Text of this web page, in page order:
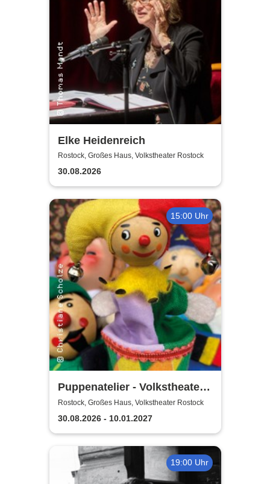
Elke Heidenreich
Rostock, Großes Haus, Volkstheater Rostock
30.08.2026
15:00 Uhr
Puppenatelier - Volkstheater
Rostock
Rostock, Großes Haus, Volkstheater Rostock
30.08.2026 - 10.01.2027
19:00 Uhr